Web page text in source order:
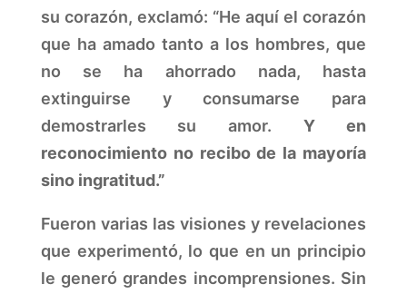
su corazón, exclamó: “He aquí el corazón
que ha amado tanto a los hombres, que
no se ha ahorrado nada, hasta
extinguirse y consumarse para
demostrarles su amor. Y en
reconocimiento no recibo de la mayoría
sino ingratitud.”
Fueron varias las visiones y revelaciones
que experimentó, lo que en un principio
le generó grandes incomprensiones. Sin